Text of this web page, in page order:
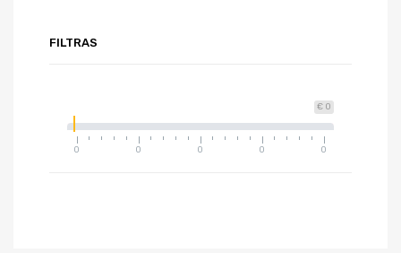
FILTRAS
€ 0
0 0 0 0 0